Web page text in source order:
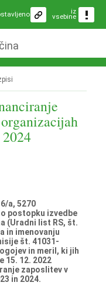
iz
vsebine
a, 5270
postopku izvedbe
(Uradni list RS, št.
in imenovanju
št. 41031-
in meril, ki jih
15. 12. 2022
zaposlitev v
in 2024.